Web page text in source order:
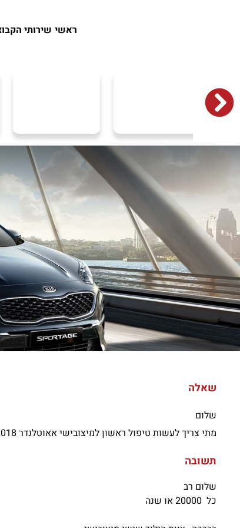
ראשי שירותי
שאלה
שלום
מתי צריך לעשות טיפול ראשון למיצובישי אאוטלנדר 2018 חדשה.נסעה כ15000 קמ
תשובה
שלום רב
כל 20000 או שנה